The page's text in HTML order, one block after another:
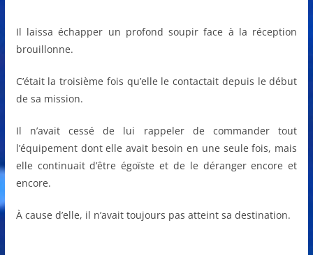
Il laissa échapper un profond soupir face à la réception
brouillonne.
C’était la troisième fois qu’elle le contactait depuis le début
de sa mission.
Il n’avait cessé de lui rappeler de commander tout
l’équipement dont elle avait besoin en une seule fois, mais
elle continuait d’être égoïste et de le déranger encore et
encore.
À cause d’elle, il n’avait toujours pas atteint sa destination.